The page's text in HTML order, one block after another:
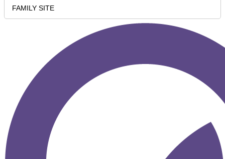
FAMILY SITE